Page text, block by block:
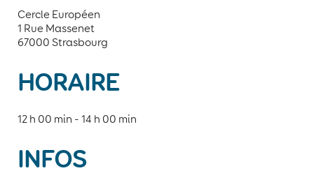
Cercle Européen
1 Rue Massenet
67000 Strasbourg
HORAIRE
12 h 00 min - 14 h 00 min
INFOS